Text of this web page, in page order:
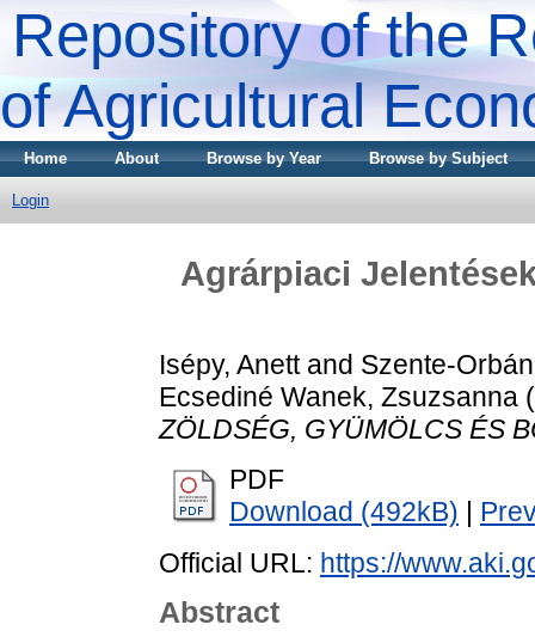
Repository of the
of Agricultural
Home About Browse by Year Browse by Subject
Login
Agrárpiaci
Isépy, Anettand Szente-
Ecsediné Wanek, Zsuzsanna
ZÖLDSÉG, GYÜMÖLCS ÉS
PDF
Download (492kB)
Official URL: https://
Abstract